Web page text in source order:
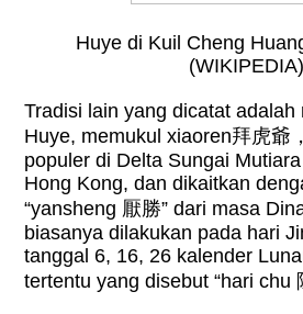
Huye di Kuil Cheng
(WIKIPEDIA)
Tradisi lain yang dicatat adalah
Huye, memukul xiaoren拜虎爺
populer di Delta Sungai
Hong Kong, dan dikaitkan
“yansheng 厭勝” dari masa
biasanya dilakukan pada hari
tanggal 6, 16, 26 kalender
tertentu yang disebut “hari chu